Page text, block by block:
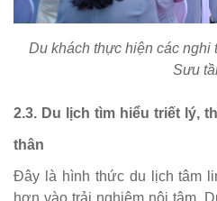
Du khách thực hiện các nghi
Sưu
2.3. Du lịch tìm hiểu triết lý,
thân
Đây là hình thức du lịch tâm
hơn vào trải nghiệm nội tâm.